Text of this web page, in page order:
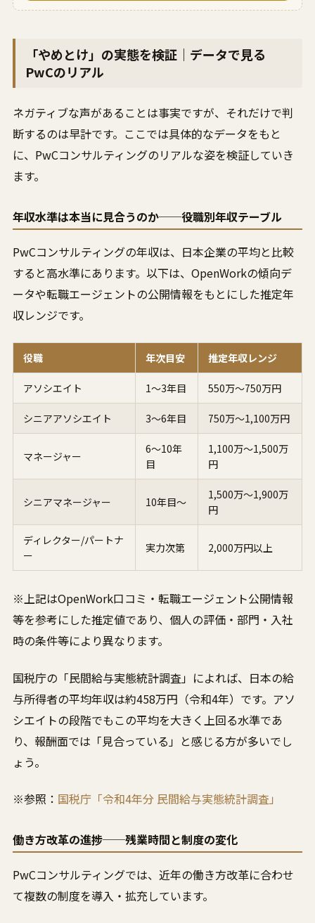
「やめとけ」の実態を検証｜データで見る
PwCのリアル
ネガティブな声があることは事実ですが、それだけで判
断するのは早計です。ここでは具体的なデータをもと
に、PwCコンサルティングのリアルな姿を検証していき
ます。
年収水準は本当に見合うのか──役職別年収テーブル
PwCコンサルティングの年収は、日本企業の平均と比較
すると高水準にあります。以下は、OpenWorkの傾向デ
ータや転職エージェントの公開情報をもとにした推定年
収レンジです。
役職 年次目安 推定年収レンジ
アソシエイト 1〜3年目 550万〜750万円
シニアアソシエイト 3〜6年目 750万〜1,100万円
マネージャー
6〜10年
目
1,100万〜1,500万
円
シニアマネージャー 10年目〜
1,500万〜1,900万
円
ディレクター/パートナ
ー
実力次第 2,000万円以上
※上記はOpenWork口コミ・転職エージェント公開情報
等を参考にした推定値であり、個人の評価・部門・入社
時の条件等により異なります。
国税庁の「民間給与実態統計調査」によれば、日本の給
与所得者の平均年収は約458万円（令和4年）です。アソ
シエイトの段階でもこの平均を大きく上回る水準であ
り、報酬面では「見合っている」と感じる方が多いでし
ょう。
※参照： 国税庁「令和4年分 民間給与実態統計調査」
働き方改革の進捗──残業時間と制度の変化
PwCコンサルティングでは、近年の働き方改革に合わせ
て複数の制度を導入・拡充しています。